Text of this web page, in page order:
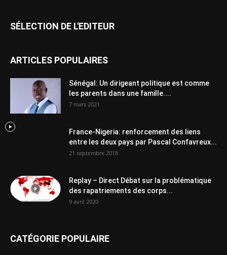
SÉLECTION DE L'EDITEUR
ARTICLES POPULAIRES
Sénégal: Un dirigeant politique est comme
les parents dans une famille....
7 mars 2021
France-Nigeria: renforcement des liens
entre les deux pays par Pascal Confavreux...
21 septembre 2018
Replay – Direct Débat sur la problématique
des rapatriements des corps...
9 avril 2020
CATÉGORIE POPULAIRE